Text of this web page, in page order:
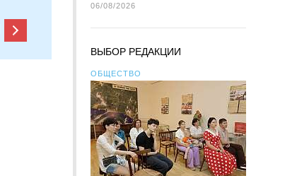
06/08/2026
ВЫБОР РЕДАКЦИИ
ОБЩЕСТВО